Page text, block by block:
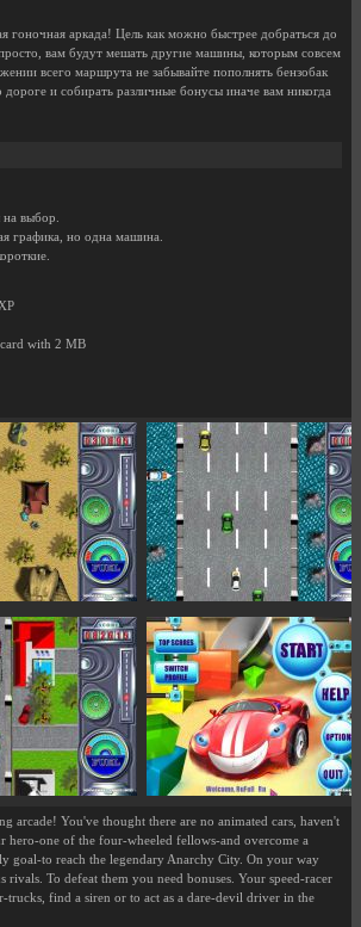
гоночная аркада! Цель как можно быстрее добраться до
вам будут мешать другие машины, которым совсем
всего маршрута не забывайте пополнять бензобак
и собирать различные бонусы иначе вам никогда
выбор.
графика, но одна машина.
with 2 MB
arcade! You've thought there are no animated cars, haven't
hero-one of the four-wheeled fellows-and overcome a
goal-to reach the legendary Anarchy City. On your way
rivals. To defeat them you need bonuses. Your speed-racer
trucks, find a siren or to act as a dare-devil driver in the